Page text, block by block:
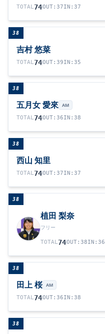
TOTAL74OUT: 37IN : 37
38
吉村 悠菜
TOTAL74OUT: 39IN : 35
38
五月女 愛來 AM
TOTAL74OUT: 36IN : 38
38
西山 知里
TOTAL74OUT: 37IN : 37
38
植田 梨奈
フリー
TOTAL74OUT: 38IN : 36
38
田上 桜 AM
TOTAL74OUT: 36IN : 38
38